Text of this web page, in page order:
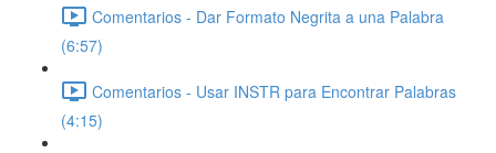
Comentarios - Dar Formato Negrita a una Palabra
(6:57)
Comentarios - Usar INSTR para Encontrar Palabras
(4:15)